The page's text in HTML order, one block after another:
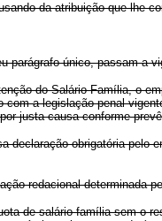
da atribuição que lhe
parágrafo único, passam a
do Salário-Família, o
com a legislação penal
justa causa conforme
declaração obrigatória pelo
redacional determinada
de salário-família sem o